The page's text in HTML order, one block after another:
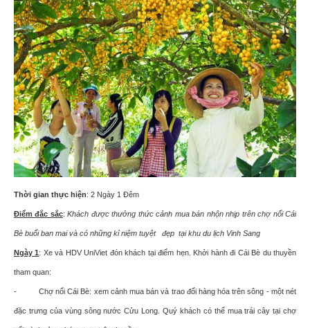
Thời gian thực hiện: 2 Ngày 1 Đêm
Điểm đắc sắc:Khách được thưởng thức cảnh mua bán nhộn nhịp trên chợ nổi Cái
Bè buổi ban mai và có những kỉ niệm tuyệt đẹp tại khu du lịch Vinh Sang
Ngày 1: Xe và HDV UniViet đón khách tại điểm hẹn. Khởi hành đi Cái Bè du thuyền
tham quan:
- Chợ nổi Cái Bè: xem cảnh mua bán và trao đổi hàng hóa trên sông - một nét
đặc trưng của vùng sông nước Cửu Long. Quý khách có thể mua trái cây tại chợ